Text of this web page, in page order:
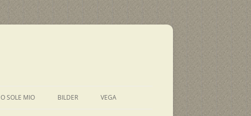
O SOLE MIO BILDER VEGA